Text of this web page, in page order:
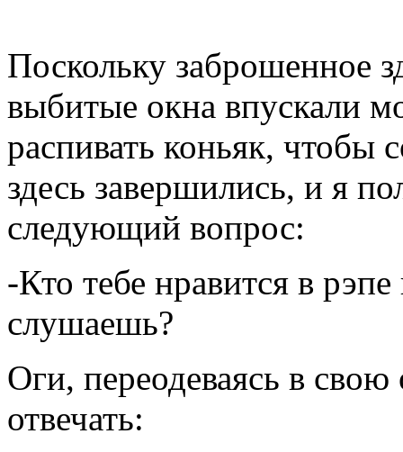
Поскольку заброшенное
выбитые окна впускали
распивать коньяк, чтобы
здесь завершились, и я
следующий вопрос:
-Кто тебе нравится в
слушаешь?
Оги, переодеваясь в
отвечать: